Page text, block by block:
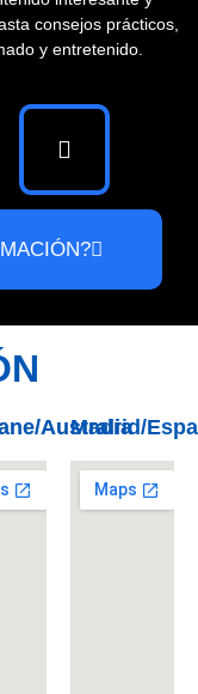
consejos prácticos,
y entretenido.
Australia
Madrid/